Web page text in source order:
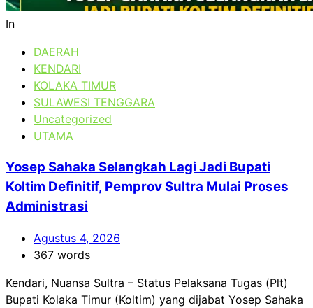
In
DAERAH
KENDARI
KOLAKA TIMUR
SULAWESI TENGGARA
Uncategorized
UTAMA
Yosep Sahaka Selangkah Lagi Jadi Bupati
Koltim Definitif, Pemprov Sultra Mulai Proses
Administrasi
Agustus 4, 2026
367 words
Kendari, Nuansa Sultra – Status Pelaksana Tugas (Plt)
Bupati Kolaka Timur (Koltim) yang dijabat Yosep Sahaka